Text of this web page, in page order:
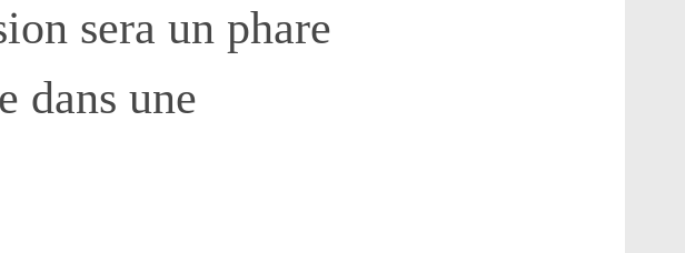
sera un phare
dans une